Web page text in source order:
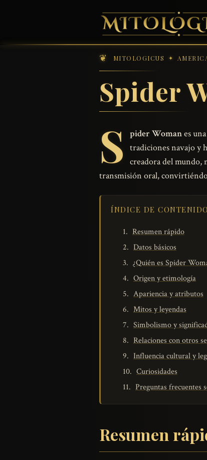
MITOLOGICUS
Spider
S pider Womanes
tradiciones navajo y
creadora del mundo,
transmisión oral,
ÍNDICE DE
Resumen rápido
Datos básicos
¿Quién es Spider
Origen y etimología
Apariencia y atributos
Mitos y leyendas
Simbolismo y
Relaciones con otros
Influencia cultural y
Curiosidades
Preguntas frecuentes
Resumen